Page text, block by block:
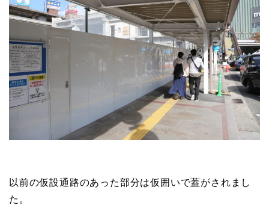
以前の仮設通路のあった部分は仮囲いで蓋がされまし
た。